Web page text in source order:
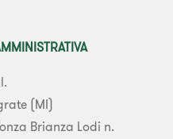
(MI)
Brianza Lodi n.